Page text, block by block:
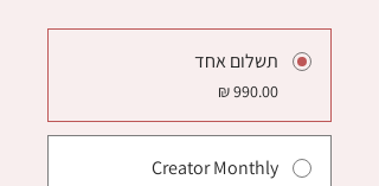
תשלום אחד
Creator Monthly